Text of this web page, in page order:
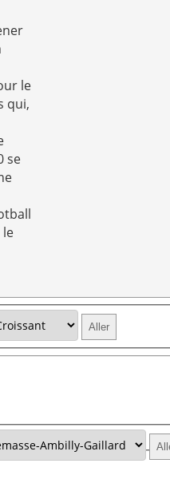
le
qui,
se
le